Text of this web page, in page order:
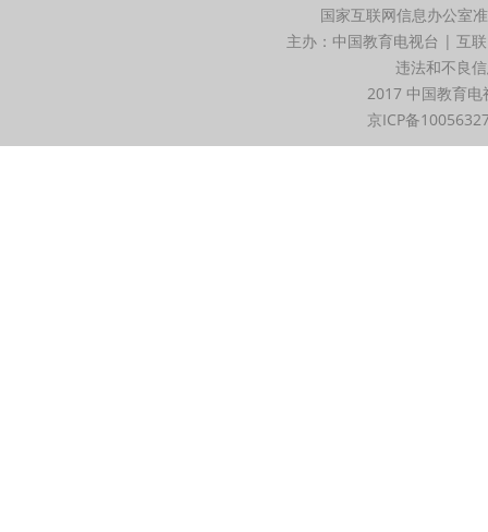
国家互联网信息办公室
主办：中国教育电视台 | 互
违法和不良
2017 中国教育
京ICP备